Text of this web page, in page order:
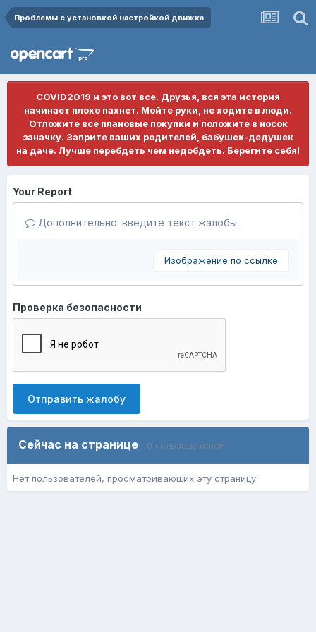
Проблемы с установкой настройкой движка
COVID2019 и это вот все. Друзья, вся эта история
начинает плохо пахнет. Мойте руки, не ходите в люди.
Отложите все плановые покупки и положите в носок
заначку. Заприте ваших родителей, бабушек-дедушек
на даче. Лучше перебдеть чем недобдеть. Берегите себя!
Your Report
Дополнительно: введите текст жалобы.
Изображение по ссылке
Проверка безопасности
Отправить жалобу
Сейчас на странице 0 пользователей
Нет пользователей, просматривающих эту страницу